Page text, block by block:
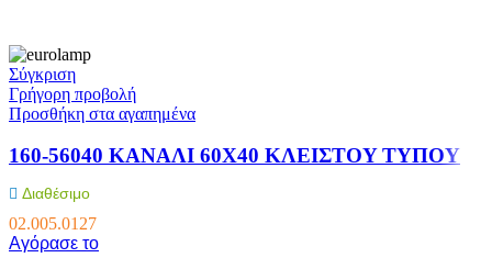
Σύγκριση
Γρήγορη προβολή
Προσθήκη στα αγαπημένα
160-56040 KANAΛI 60X40 KΛEIΣTOY TYΠOY
Διαθέσιμο
02.005.0127
Αγόρασε το